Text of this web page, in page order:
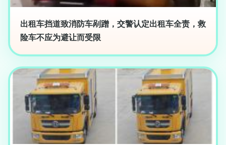
出租车挡道致消防车剐蹭，交警认定出租车全责，救
险车不应为避让而受限